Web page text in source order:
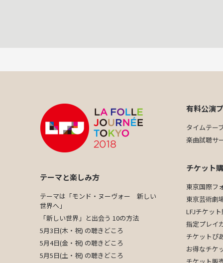
テーマと楽しみ方
テーマは「モンド・ヌーヴォー 新しい
世界へ」
「新しい世界」と出会う 10の方法
5月3日(木・祝) の聴きどころ
5月4日(金・祝) の聴きどころ
5月5日(土・祝) の聴きどころ
有料公演
タイムテー
楽曲試聴サ
チケット
東京国際フ
東京芸術劇
LFJチケッ
指定プレイ
チケットぴ
お得なチケ